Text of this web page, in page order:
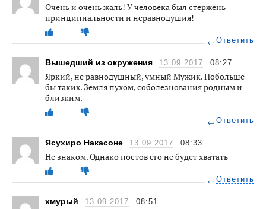
Очень и очень жаль! У человека был стержень
принципиальности и неравнодушия!
Ответить
Вышедший из окружения 13.09.2017 08:27
Яркий, не равнодушный, умный Мужик. Побольше
бы таких. Земля пухом, соболезнования родным и
близким.
Ответить
Ясухиро Накасоне 13.09.2017 08:33
Не знаком. Однако постов его не будет хватать
Ответить
хмурый 13.09.2017 08:51